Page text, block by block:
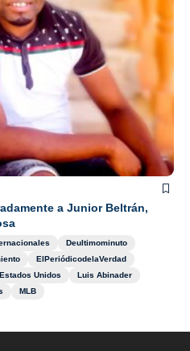
a Junior Beltrán,
Deultimominuto
ElPeriódicodelaVerdad
Estados Unidos
Luis Abinader
MLB